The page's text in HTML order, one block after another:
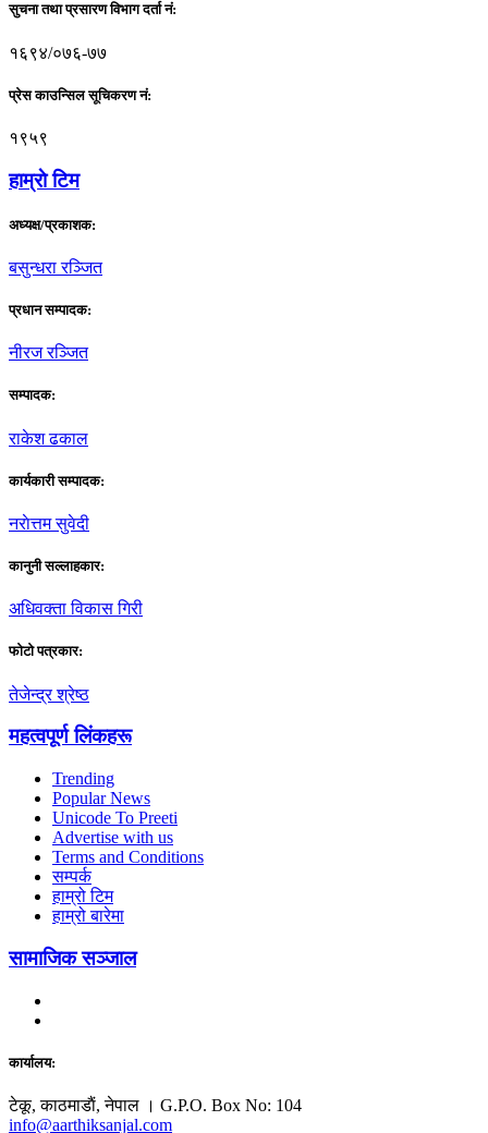
सुचना तथा प्रसारण विभाग दर्ता नं:
१६९४/०७६-७७
प्रेस काउन्सिल सूचिकरण नं:
१९५९
हाम्राे टिम
अध्यक्ष/प्रकाशक:
बसुन्धरा रञ्जित
प्रधान सम्पादक:
नीरज रञ्जित
सम्पादक:
राकेश ढकाल
कार्यकारी सम्पादक:
नराेत्तम सुवेदी
कानुनी सल्लाहकार:
अधिवक्ता विकास गिरी
फाेटाे पत्रकार:
तेजेन्द्र श्रेष्ठ
महत्वपूर्ण लिंकहरू
Trending
Popular News
Unicode To Preeti
Advertise with us
Terms and Conditions
सम्पर्क
हाम्रो टिम
हाम्रो बारेमा
सामाजिक सञ्जाल
कार्यालय:
टेकू, काठमाडाैं, नेपाल । G.P.O. Box No: 104
info@aarthiksanjal.com